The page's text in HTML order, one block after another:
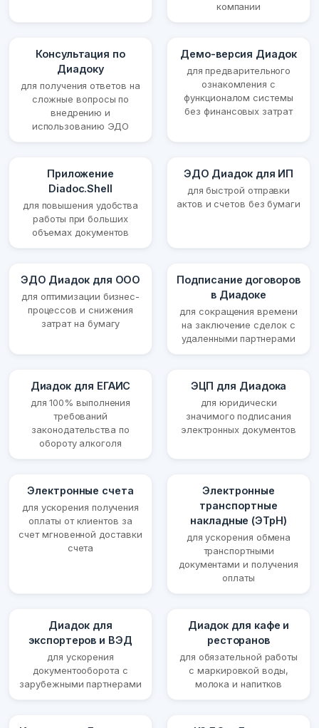
компании
Консультация по
Диадоку
для получения ответов на
сложные вопросы по
внедрению и
использованию ЭДО
Демо-версия Диадок
для предварительного
ознакомления с
функционалом системы
без финансовых затрат
Приложение
Diadoc.Shell
для повышения удобства
работы при больших
объемах документов
ЭДО Диадок для ИП
для быстрой отправки
актов и счетов без бумаги
ЭДО Диадок для ООО
для оптимизации бизнес-
процессов и снижения
затрат на бумагу
Подписание договоров
в Диадоке
для сокращения времени
на заключение сделок с
удаленными партнерами
Диадок для ЕГАИС
для 100% выполнения
требований
законодательства по
обороту алкоголя
ЭЦП для Диадока
для юридически
значимого подписания
электронных документов
Электронные счета
для ускорения получения
оплаты от клиентов за
счет мгновенной доставки
счета
Электронные
транспортные
накладные (ЭТрН)
для ускорения обмена
транспортными
документами и получения
оплаты
Диадок для
экспортеров и ВЭД
для ускорения
документооборота с
зарубежными партнерами
Диадок для кафе и
ресторанов
для обязательной работы
с маркировкой воды,
молока и напитков